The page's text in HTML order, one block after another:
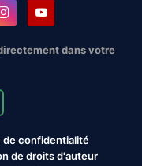
dans votre
de confidentialité
de droits d'auteur